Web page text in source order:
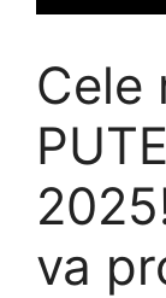
Cele
va